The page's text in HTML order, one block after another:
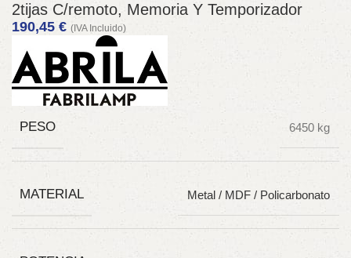
2tijas C/remoto, Memoria Y Temporizador
190,45 € (IVA Incluido)
PESO 6450 kg
MATERIAL Metal / MDF / Policarbonato